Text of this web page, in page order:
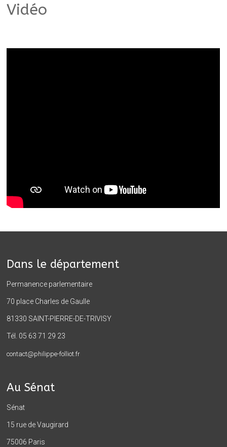
Vidéo
Dans le département
Permanence parlementaire
70 place Charles de Gaulle
81330 SAINT-PIERRE-DE-TRIVISY
Tél. 05 63 71 29 23
contact@philippe-folliot.fr
Au Sénat
Sénat
15 rue de Vaugirard
75006 Paris